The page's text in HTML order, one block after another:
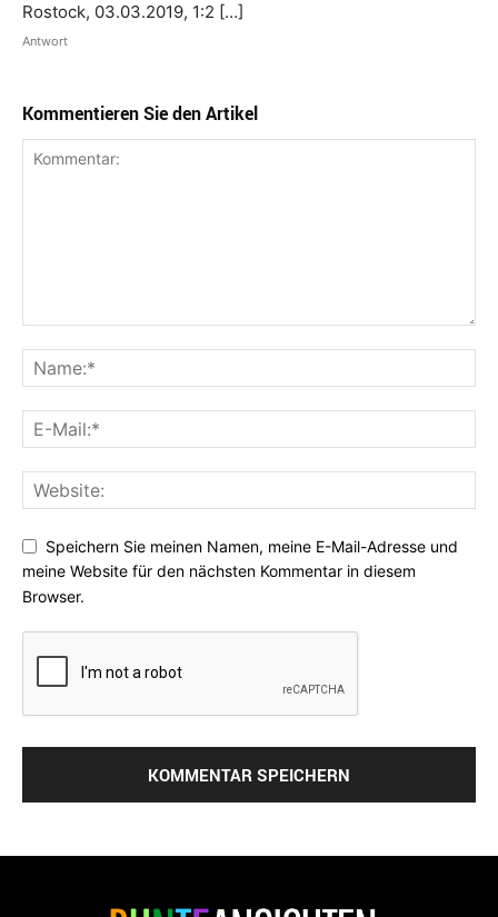
Rostock, 03.03.2019, 1:2 […]
Antwort
Kommentieren Sie den Artikel
Speichern Sie meinen Namen, meine E-Mail-Adresse und
meine Website für den nächsten Kommentar in diesem
Browser.